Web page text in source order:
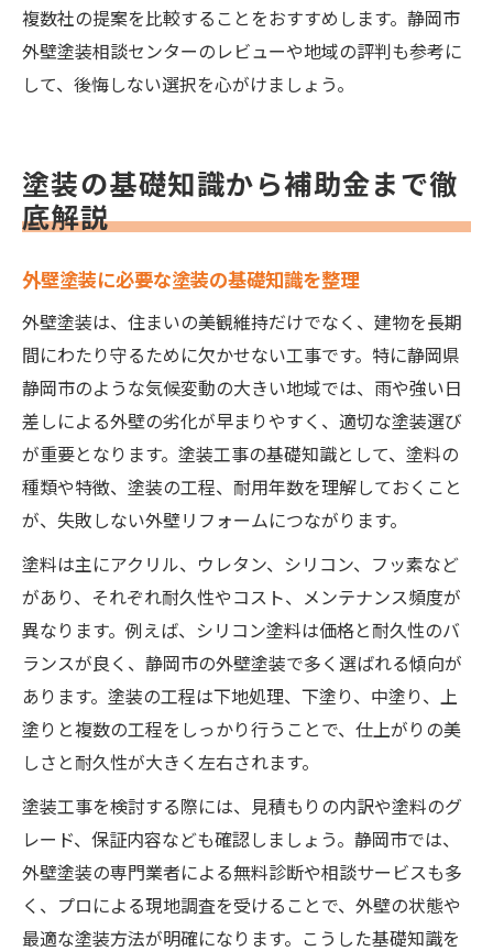
複数社の提案を比較することをおすすめします。静岡市
外壁塗装相談センターのレビューや地域の評判も参考に
して、後悔しない選択を心がけましょう。
塗装の基礎知識から補助金まで徹
底解説
外壁塗装に必要な塗装の基礎知識を整理
外壁塗装は、住まいの美観維持だけでなく、建物を長期
間にわたり守るために欠かせない工事です。特に静岡県
静岡市のような気候変動の大きい地域では、雨や強い日
差しによる外壁の劣化が早まりやすく、適切な塗装選び
が重要となります。塗装工事の基礎知識として、塗料の
種類や特徴、塗装の工程、耐用年数を理解しておくこと
が、失敗しない外壁リフォームにつながります。
塗料は主にアクリル、ウレタン、シリコン、フッ素など
があり、それぞれ耐久性やコスト、メンテナンス頻度が
異なります。例えば、シリコン塗料は価格と耐久性のバ
ランスが良く、静岡市の外壁塗装で多く選ばれる傾向が
あります。塗装の工程は下地処理、下塗り、中塗り、上
塗りと複数の工程をしっかり行うことで、仕上がりの美
しさと耐久性が大きく左右されます。
塗装工事を検討する際には、見積もりの内訳や塗料のグ
レード、保証内容なども確認しましょう。静岡市では、
外壁塗装の専門業者による無料診断や相談サービスも多
く、プロによる現地調査を受けることで、外壁の状態や
最適な塗装方法が明確になります。こうした基礎知識を